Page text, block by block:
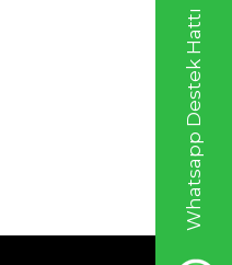
Whatsapp Destek Hattı